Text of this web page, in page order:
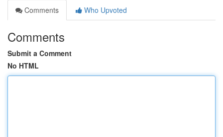
Comments
Who Upvoted
Comments
Submit a Comment
No HTML